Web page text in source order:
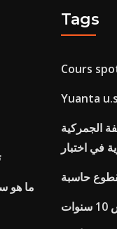
Tags
الجمركية
في اختبار
حاسبة